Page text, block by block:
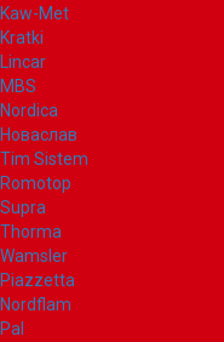
Kaw-Met
Kratki
Lincar
MBS
Nordica
Новаслав
Tim Sistem
Romotop
Supra
Thorma
Wamsler
Piazzetta
Nordflam
Pal